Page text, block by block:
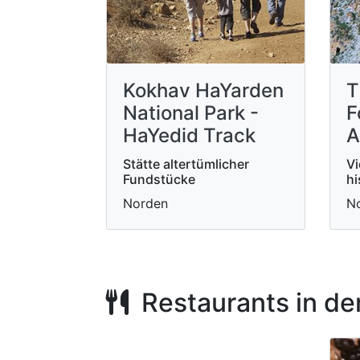
Kokhav HaYarden
National Park -
HaYedid Track
Stätte altertümlicher
Fundstücke
Norden
Restaurants in